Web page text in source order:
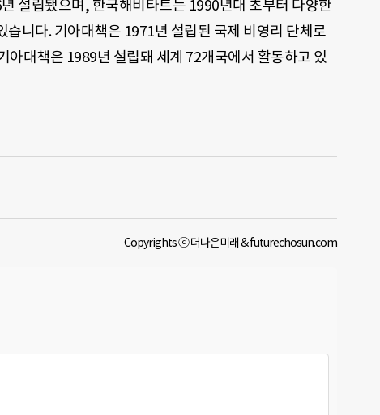
설립됐으며, 한국해비타트는 1990년대 초부터 다양한
니다. 기아대책은 1971년 설립된 국제 비영리 단체로
아대책은 1989년 설립돼 세계 72개국에서 활동하고 있
Copyrights ⓒ 더나은미래 & futurechosun.com